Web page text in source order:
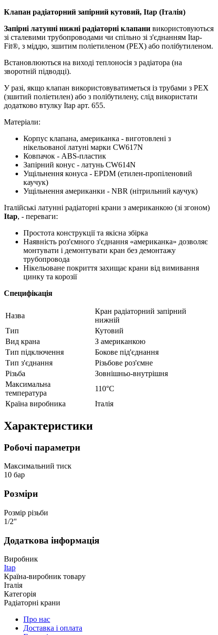
Клапан радіаторний запірний кутовий, Itap (Італія)
Запірні латунні нижні радіаторні клапани використовуються
зі сталевими трубопроводами чи спільно зі з'єднанням Itap-
Fit®, з міддю, зшитим поліетиленом (PEX) або полібутиленом.
Встановлюються на виході теплоносія з радіатора (на
зворотній підводці).
У разі, якщо клапан використовуватиметься із трубами з PEX
(зшитий поліетилен) або з полібутилену, слід використати
додатково втулку Itap арт. 655.
Матеріали:
Корпус клапана, американка - виготовлені з
нікельованої латуні марки CW617N
Ковпачок - ABS-пластик
Запірний конус - латунь CW614N
Ущільнення конуса - EPDM (етилен-пропіленовий
каучук)
Ущільнення американки - NBR (нітрильний каучук)
Італійські латунні радіаторні крани з американкою (зі згоном)
Itap, - переваги:
Простота конструкції та якісна збірка
Наявність роз'ємного з'єднання «американка» дозволяє
монтувати і демонтувати кран без демонтажу
трубопровода
Нікельоване покриття захищає крани від вимивання
цинку та корозії
Специфікація
Назва
Кран радіаторний запірний
нижній
Тип
Кутовий
Вид крана
З американкою
Тип підключення
Бокове під'єднання
Тип з'єднання
Різьбове роз'ємне
Різьба
Зовнішньо-внутрішня
Максимальна
температура
110°C
Країна виробника
Італія
Характеристики
Робочі параметри
Максимальний тиск
10 бар
Розміри
Розмір різьби
1/2"
Додаткова інформація
Виробник
Itap
Країна-виробник товару
Італія
Категорія
Радіаторні крани
Про нас
Доставка і оплата